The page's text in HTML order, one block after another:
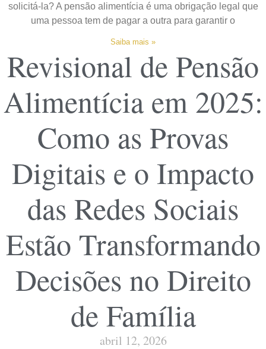
solicitá-la? A pensão alimentícia é uma obrigação legal que
uma pessoa tem de pagar a outra para garantir o
Saiba mais »
Revisional de Pensão
Alimentícia em 2025:
Como as Provas
Digitais e o Impacto
das Redes Sociais
Estão Transformando
Decisões no Direito
de Família
abril 12, 2026